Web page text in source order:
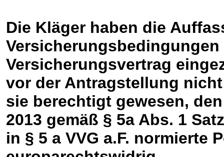
Die Kläger haben die
Versicherungsvertrag
vor der Antragstellung
sie berechtigt gewesen,
2013 gemäß § 5a Abs. 1
in § 5 a VVG a.F. normierte